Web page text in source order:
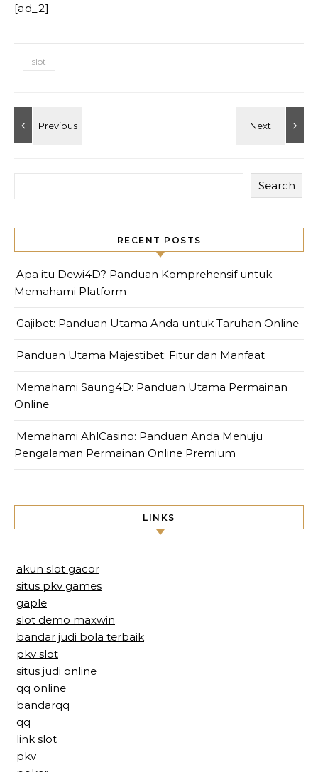
[ad_2]
slot
Search
RECENT POSTS
Apa itu Dewi4D? Panduan Komprehensif untuk
Memahami Platform
Gajibet: Panduan Utama Anda untuk Taruhan Online
Panduan Utama Majestibet: Fitur dan Manfaat
Memahami Saung4D: Panduan Utama Permainan
Online
Memahami AhlCasino: Panduan Anda Menuju
Pengalaman Permainan Online Premium
LINKS
akun slot gacor
situs pkv games
gaple
slot demo maxwin
bandar judi bola terbaik
pkv slot
situs judi online
qq online
bandarqq
qq
link slot
pkv